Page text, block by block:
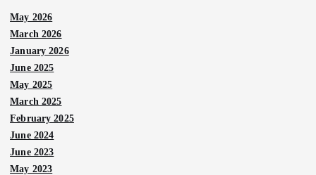
May 2026
March 2026
January 2026
June 2025
May 2025
March 2025
February 2025
June 2024
June 2023
May 2023